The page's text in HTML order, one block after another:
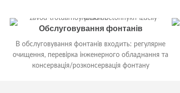
Дізнатись більше
Обслуговування фонтанів
В обслуговування фонтанів входить: регулярне
очищення, перевірка інженерного обладнання та
консервація/розконсервація фонтану